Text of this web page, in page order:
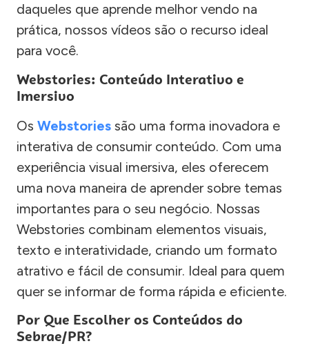
daqueles que aprende melhor vendo na
prática, nossos vídeos são o recurso ideal
para você.
Webstories: Conteúdo Interativo e
Imersivo
Os Webstories são uma forma inovadora e
interativa de consumir conteúdo. Com uma
experiência visual imersiva, eles oferecem
uma nova maneira de aprender sobre temas
importantes para o seu negócio. Nossas
Webstories combinam elementos visuais,
texto e interatividade, criando um formato
atrativo e fácil de consumir. Ideal para quem
quer se informar de forma rápida e eficiente.
Por Que Escolher os Conteúdos do
Sebrae/PR?